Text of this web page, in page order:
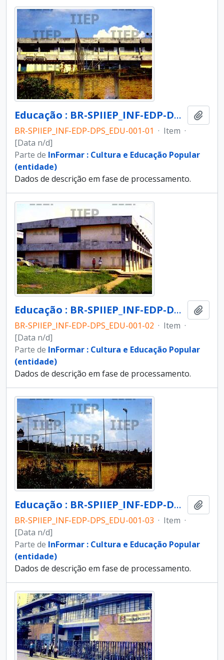
Educação : BR-SPIIEP_INF-EDP-DPS_EDU-001-01 [diapositivo]
BR-SPIIEP_INF-EDP-DPS_EDU-001-01 · Item ·
[Data n/d]
Parte de InFormar : Cultura e Educação Popular
(entidade)
Dados de descrição em fase de processamento.
Educação : BR-SPIIEP_INF-EDP-DPS_EDU-001-02 [diapositivo]
BR-SPIIEP_INF-EDP-DPS_EDU-001-02 · Item ·
[Data n/d]
Parte de InFormar : Cultura e Educação Popular
(entidade)
Dados de descrição em fase de processamento.
Educação : BR-SPIIEP_INF-EDP-DPS_EDU-001-03 [diapositivo]
BR-SPIIEP_INF-EDP-DPS_EDU-001-03 · Item ·
[Data n/d]
Parte de InFormar : Cultura e Educação Popular
(entidade)
Dados de descrição em fase de processamento.